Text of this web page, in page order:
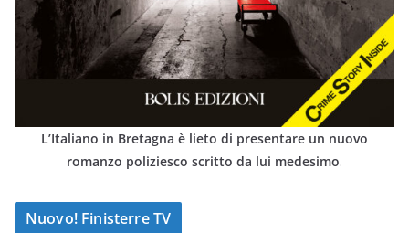
L’Italiano in Bretagna è lieto di presentare un nuovo
romanzo poliziesco scritto da lui medesimo.
Nuovo! Finisterre TV